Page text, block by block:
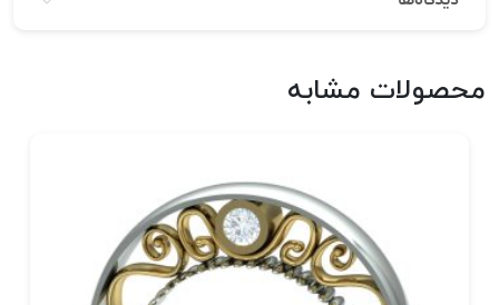
محصولات مشابه